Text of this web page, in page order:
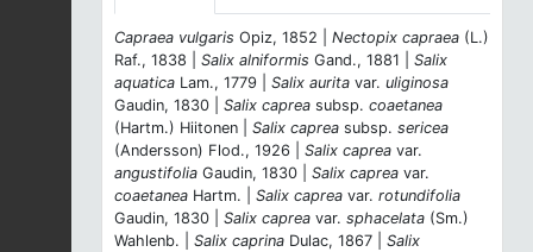
Capraea vulgaris Opiz, 1852 | Nectopix capraea (L.)
Raf., 1838 | Salix alniformis Gand., 1881 | Salix
aquatica Lam., 1779 | Salix aurita var. uliginosa
Gaudin, 1830 | Salix caprea subsp. coaetanea
(Hartm.) Hiitonen | Salix caprea subsp. sericea
(Andersson) Flod., 1926 | Salix caprea var.
angustifolia Gaudin, 1830 | Salix caprea var.
coaetanea Hartm. | Salix caprea var. rotundifolia
Gaudin, 1830 | Salix caprea var. sphacelata (Sm.)
Wahlenb. | Salix caprina Dulac, 1867 | Salix